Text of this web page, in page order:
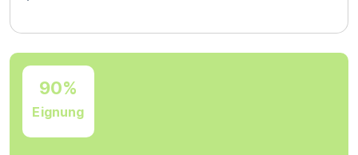
90%
Eignung